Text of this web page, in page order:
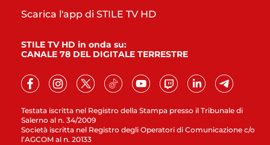
Testata iscritta nel Registro della Stampa presso il Tribunale di
Salerno al n. 34/2009
Società iscritta nel Registro degli Operatori di Comunicazione c/o
l’AGCOM al n. 20133
Scarica l'app di STILE TV HD
STILE TV HD in onda su:
CANALE 78 DEL DIGITALE TERRESTRE